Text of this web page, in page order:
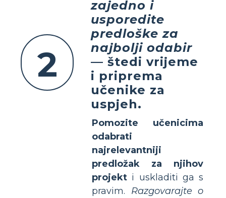
2
zajedno i
usporedite
predloške za
najbolji odabir
— štedi vrijeme
i priprema
učenike za
uspjeh.
Pomozite učenicima
odabrati
najrelevantniji
predložak za njihov
projekt i uskladiti ga s
pravim. Razgovarajte o